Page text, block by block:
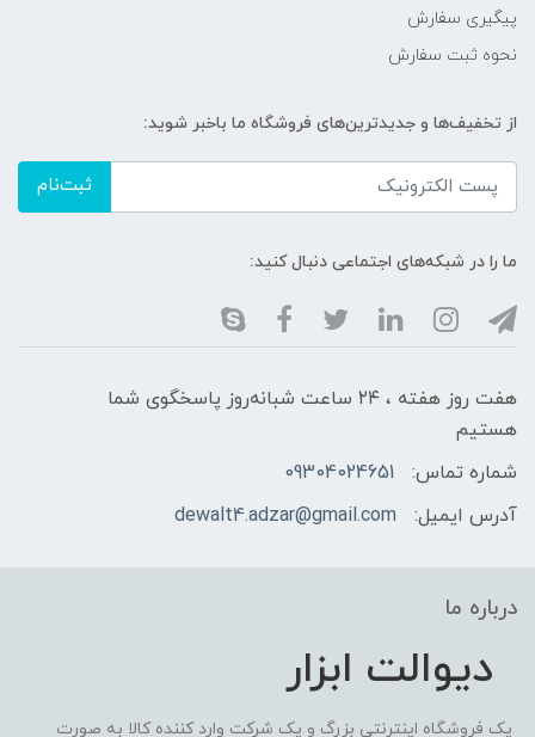
پیگیری سفارش
نحوه ثبت سفارش
از تخفیف‌ها و جدیدترین‌های فروشگاه ما باخبر شوید:
ثبت‌نام
ما را در شبکه‌های اجتماعی دنبال کنید:
هفت روز هفته ، ۲۴ ساعت شبانه‌روز پاسخگوی شما
هستیم
شماره تماس:
09304024651
آدرس ایمیل:
dewalt4.adzar@gmail.com
درباره ما
دیوالت ابزار
یک فروشگاه اینترنتی بزرگ و یک شرکت وارد کننده کالا به صورت